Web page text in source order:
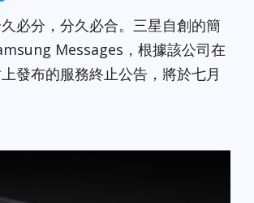
必分，分久必合。三星自創的簡
Messages，根據該公司在
發布的服務終止公告，將於七月